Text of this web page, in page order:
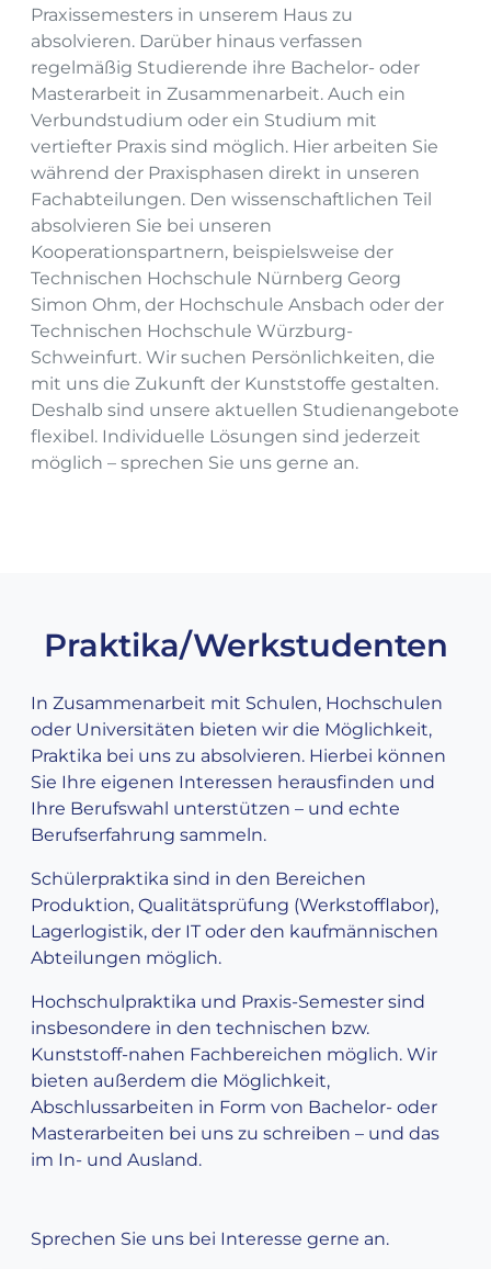
Praxissemesters in unserem Haus zu
absolvieren. Darüber hinaus verfassen
regelmäßig Studierende ihre Bachelor- oder
Masterarbeit in Zusammenarbeit. Auch ein
Verbundstudium oder ein Studium mit
vertiefter Praxis sind möglich. Hier arbeiten Sie
während der Praxisphasen direkt in unseren
Fachabteilungen. Den wissenschaftlichen Teil
absolvieren Sie bei unseren
Kooperationspartnern, beispielsweise der
Technischen Hochschule Nürnberg Georg
Simon Ohm, der Hochschule Ansbach oder der
Technischen Hochschule Würzburg-
Schweinfurt. Wir suchen Persönlichkeiten, die
mit uns die Zukunft der Kunststoffe gestalten.
Deshalb sind unsere aktuellen Studienangebote
flexibel. Individuelle Lösungen sind jederzeit
möglich – sprechen Sie uns gerne an.
Praktika/Werkstudenten
In Zusammenarbeit mit Schulen, Hochschulen
oder Universitäten bieten wir die Möglichkeit,
Praktika bei uns zu absolvieren. Hierbei können
Sie Ihre eigenen Interessen herausfinden und
Ihre Berufswahl unterstützen – und echte
Berufserfahrung sammeln.
Schülerpraktika sind in den Bereichen
Produktion, Qualitätsprüfung (Werkstofflabor),
Lagerlogistik, der IT oder den kaufmännischen
Abteilungen möglich.
Hochschulpraktika und Praxis-Semester sind
insbesondere in den technischen bzw.
Kunststoff-nahen Fachbereichen möglich. Wir
bieten außerdem die Möglichkeit,
Abschlussarbeiten in Form von Bachelor- oder
Masterarbeiten bei uns zu schreiben – und das
im In- und Ausland.
Sprechen Sie uns bei Interesse gerne an.